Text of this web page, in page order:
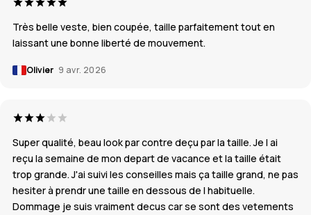
Très belle veste, bien coupée, taille parfaitement tout en
laissant une bonne liberté de mouvement.
Olivier 9 avr. 2026
Super qualité, beau look par contre deçu par la taille. Je l ai
reçu la semaine de mon depart de vacance et la taille était
trop grande. J'ai suivi les conseilles mais ça taille grand, ne pas
hesiter à prendr une taille en dessous de l habituelle.
Dommage je suis vraiment decus car se sont des vetements